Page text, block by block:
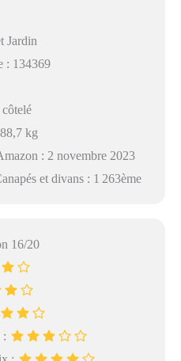
Jardin
: 134369
kg
: 2 novembre 2023
et divans : 1 263ème
16/20
: